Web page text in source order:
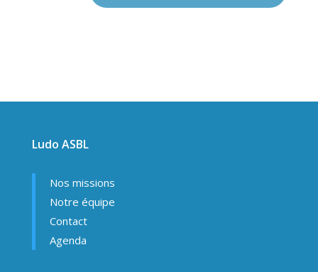
Ludo ASBL
Nos missions
Notre équipe
Contact
Agenda